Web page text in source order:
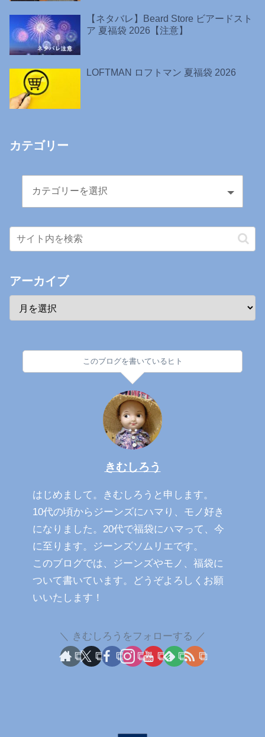
【ネタバレ】Beard Store ビアードスト
ア 夏福袋 2026【注意】
LOFTMAN ロフトマン 夏福袋 2026
カテゴリー
アーカイブ
このブログを書いているヒト
きむしろう
はじめまして。きむしろうと申します。
10代の頃からジーンズにハマり、モノ好き
になりました。20代で福袋にハマって、今
に至ります。ジーンズソムリエです。
このブログでは、ジーンズやモノ、福袋に
ついて書いています。どうぞよろしくお願
いいたします！
きむしろうをフォローする